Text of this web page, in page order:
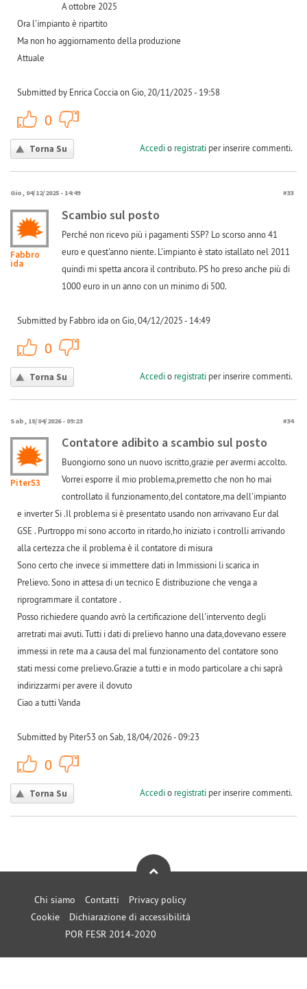
A ottobre 2025
Ora l'impianto è ripartito
Ma non ho aggiornamento della produzione
Attuale
Submitted by Enrica Coccia on Gio, 20/11/2025 - 19:58
0
Torna Su Accedio registratiper inserire commenti.
Gio, 04/12/2025 - 14:49 #33
Fabbro
ida
Scambio sul posto
Perché non ricevo più i pagamenti SSP? Lo scorso anno 41
euro e quest'anno niente. L'impianto è stato istallato nel 2011
quindi mi spetta ancora il contributo. PS ho preso anche più di
1000 euro in un anno con un minimo di 500.
Submitted by Fabbro ida on Gio, 04/12/2025 - 14:49
0
Torna Su Accedio registratiper inserire commenti.
Sab, 18/04/2026 - 09:23 #34
Piter53
Contatore adibito a scambio sul posto
Buongiorno sono un nuovo iscritto,grazie per avermi accolto.
Vorrei esporre il mio problema,premetto che non ho mai
controllato il funzionamento,del contatore,ma dell'impianto
e inverter Si .Il problema si è presentato usando non arrivavano Eur dal
GSE . Purtroppo mi sono accorto in ritardo,ho iniziato i controlli arrivando
alla certezza che il problema è il contatore di misura
Sono certo che invece si immettere dati in Immissioni li scarica in
Prelievo. Sono in attesa di un tecnico E distribuzione che venga a
riprogrammare il contatore .
Posso richiedere quando avrò la certificazione dell'intervento degli
arretrati mai avuti. Tutti i dati di prelievo hanno una data,dovevano essere
immessi in rete ma a causa del mal funzionamento del contatore sono
stati messi come prelievo.Grazie a tutti e in modo particolare a chi saprà
indirizzarmi per avere il dovuto
Ciao a tutti Vanda
Submitted by Piter53 on Sab, 18/04/2026 - 09:23
0
Torna Su Accedio registratiper inserire commenti.
Chi siamo Contatti
Privacy policy
Cookie
Dichiarazione di accessibilità
POR FESR 2014-2020